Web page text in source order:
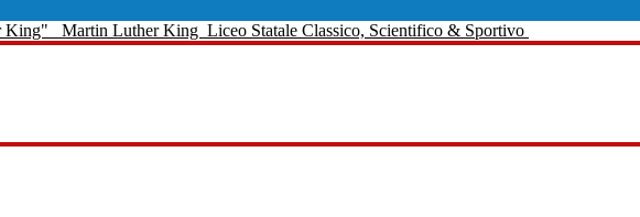
Martin Luther King Liceo Statale Classico, Scientifico & Sportivo